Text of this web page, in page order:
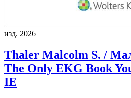
изд. 2026
Thaler Malcolm S. /
The Only EKG Book
IE